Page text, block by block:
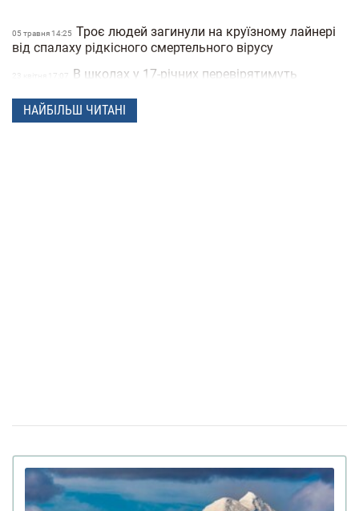
05 травня 14:25 Троє людей загинули на круїзному лайнері
від спалаху рідкісного смертельного вірусу
23 квiтня 17:07
В школах у 17-річних перевірятимуть
Поліція Мексики кілька днів не могла знайти
25-річній дівчині провели евтаназію через депресію
23 березня 10:14 Світ на межі голоду через війну в Ірані:
колапс на ринку добрив
НАЙБІЛЬШ ЧИТАНІ